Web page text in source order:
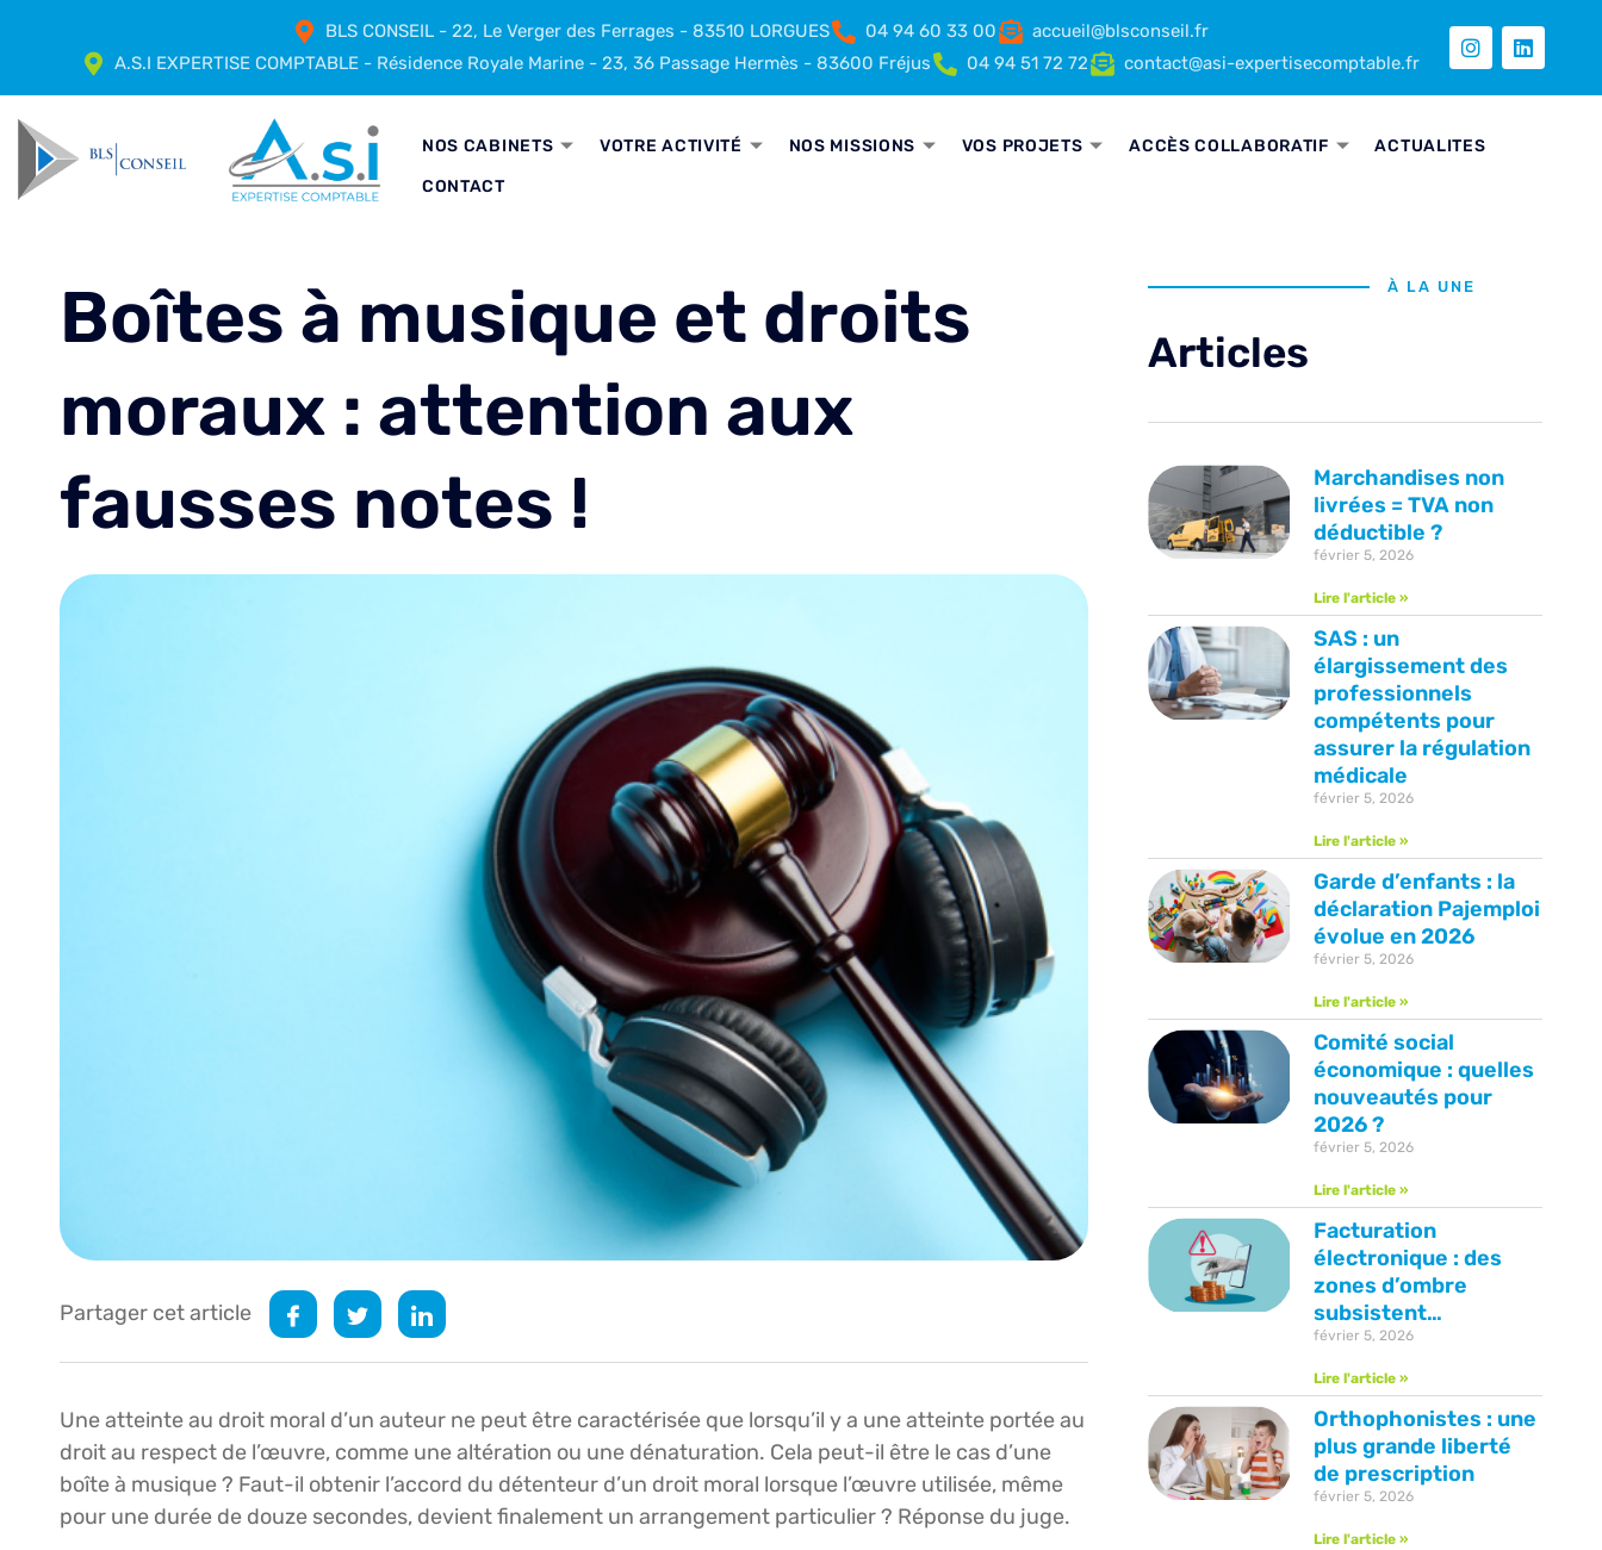
BLS CONSEIL - 22, Le Verger des Ferrages - 83510 LORGUES 04 94 60 33 00
accueil@blsconseil.fr
A.S.I EXPERTISE COMPTABLE - Résidence Royale Marine - 23, 36 Passage Hermès - 83600 Fréjus
04 94 51 72 72 contact@asi-expertisecomptable.fr
NOS CABINETS VOTRE ACTIVITÉ NOS MISSIONS VOS PROJETS ACCÈS COLLABORATIF
ACTUALITES
CONTACT
Boîtes à musique et droits
moraux : attention aux
fausses notes !
Partager cet article
Une atteinte au droit moral d’un auteur ne peut être caractérisée que lorsqu’il y a une atteinte portée au
droit au respect de l’œuvre, comme une altération ou une dénaturation. Cela peut-il être le cas d’une
boîte à musique ? Faut-il obtenir l’accord du détenteur d’un droit moral lorsque l’œuvre utilisée, même
pour une durée de douze secondes, devient finalement un arrangement particulier ? Réponse du juge.
À LA UNE
Articles
Marchandises non
livrées = TVA non
déductible ?
février 5, 2026
Lire l'article »
SAS : un
élargissement des
professionnels
compétents pour
assurer la régulation
médicale
février 5, 2026
Lire l'article »
Garde d’enfants : la
déclaration Pajemploi
évolue en 2026
février 5, 2026
Lire l'article »
Comité social
économique : quelles
nouveautés pour
2026 ?
février 5, 2026
Lire l'article »
Facturation
électronique : des
zones d’ombre
subsistent…
février 5, 2026
Lire l'article »
Orthophonistes : une
plus grande liberté
de prescription
février 5, 2026
Lire l'article »